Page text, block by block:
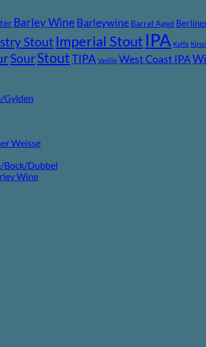
Gylden
Weisse
Bock/Dubbel
Wine
Barley Wine Barleywine Barrel Aged
Stout Imperial Stout IPA Kaffe
SourStoutTIPA Vanilje West Coast IPA